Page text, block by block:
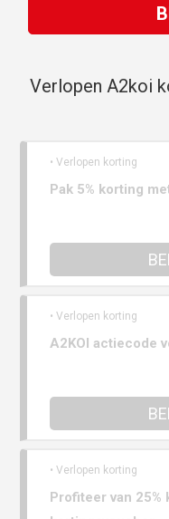
Verlopen A2koi
• Verlopen korting
Pak 5% korting
• Verlopen korting
A2KOI actiecode
• Verlopen korting
Profiteer van 25%